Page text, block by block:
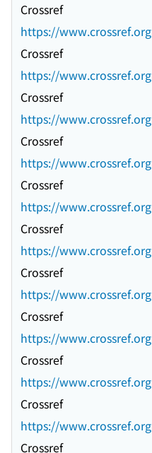
Crossref
https://www.crossref.org
Crossref
https://www.crossref.org
Crossref
https://www.crossref.org
Crossref
https://www.crossref.org
Crossref
https://www.crossref.org
Crossref
https://www.crossref.org
Crossref
https://www.crossref.org
Crossref
https://www.crossref.org
Crossref
https://www.crossref.org
Crossref
https://www.crossref.org
Crossref